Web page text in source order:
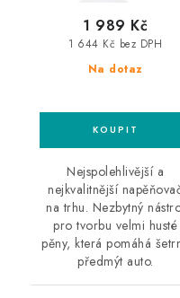
Na dotaz
1 644 Kč bez DPH
1 989 Kč
Nejspolehlivější a
nejkvalitnější
na trhu. Nezbytný
pro tvorbu velmi husté
pěny, která pomáhá
předmýt auto.